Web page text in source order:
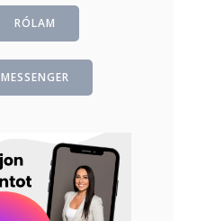
RÓLAM
MESSENGER